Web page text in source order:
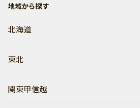
地域から探す
北海道
東北
関東甲信越